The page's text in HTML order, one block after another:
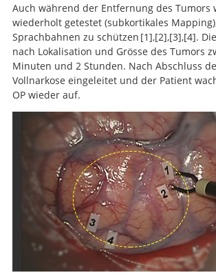
Auch während der Entfernung des Tumors
wiederholt getestet (subkortikales
Sprachbahnen zu schützen 1
Impact of intraoperative
brain mapping on glioma surgery
, 2
intraoperative electrical stimulations in
grade gliomas: a comparative study
mapping in the same institution.
, 3
Tolerance
surgery for glioma: a prospective
Glioma Network multicenter study.
, 4
guided resection of low-grade gliomas in
areas of the brain: improvement of long-
.
nach Lokalisation und Grösse des Tumors
Minuten und 2 Stunden. Nach Abschluss
Vollnarkose eingeleitet und der Patient
OP wieder auf.